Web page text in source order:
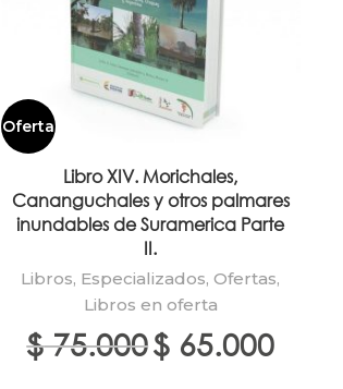
Oferta
Libro XIV. Morichales,
Cananguchales y otros palmares
inundables de Suramerica Parte
II.
Libros, Especializados,Ofertas,
Libros en oferta
$75.000 El
precio
$ 65.000precio